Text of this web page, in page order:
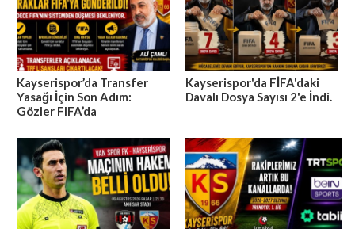
Kayserispor’da Transfer
Yasağı İçin Son Adım:
Gözler FIFA’da
Kayserispor'da FİFA'daki
Davalı Dosya Sayısı 2'e İndi.